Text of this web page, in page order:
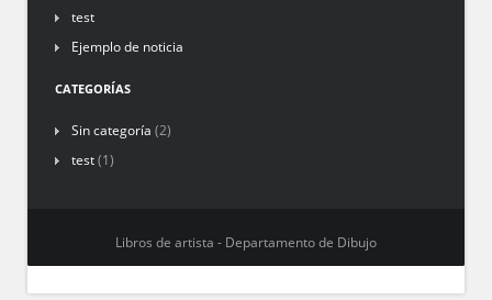
test
Ejemplo de noticia
CATEGORÍAS
Sin categoría (2)
test(1)
Libros de artista - Departamento de Dibujo